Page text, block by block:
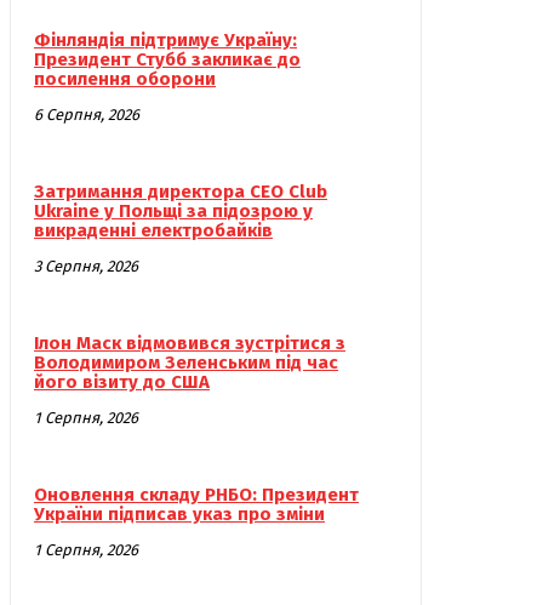
Фінляндія підтримує Україну:
Президент Стубб закликає до
посилення оборони
6 Серпня, 2026
Затримання директора CEO Club
Ukraine у Польщі за підозрою у
викраденні електробайків
3 Серпня, 2026
Ілон Маск відмовився зустрітися з
Володимиром Зеленським під час
його візиту до США
1 Серпня, 2026
Оновлення складу РНБО: Президент
України підписав указ про зміни
1 Серпня, 2026